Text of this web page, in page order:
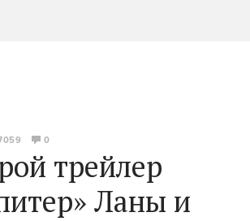
0
трейлер
Ланы и